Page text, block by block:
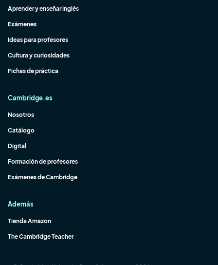
Aprender y enseñar inglés
Exámenes
Ideas para profesores
Cultura y curiosidades
Fichas de práctica
Cambridge.es
Nosotros
Catálogo
Digital
Formación de profesores
Exámenes de Cambridge
Además
Tienda Amazon
The Cambridge Teacher